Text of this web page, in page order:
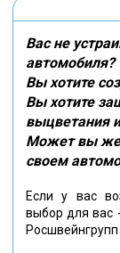
Вас не
автомобиля?
Вы хотите
Вы хотите
выцветания
Может вы
своем
Если у вас
выбор для вас